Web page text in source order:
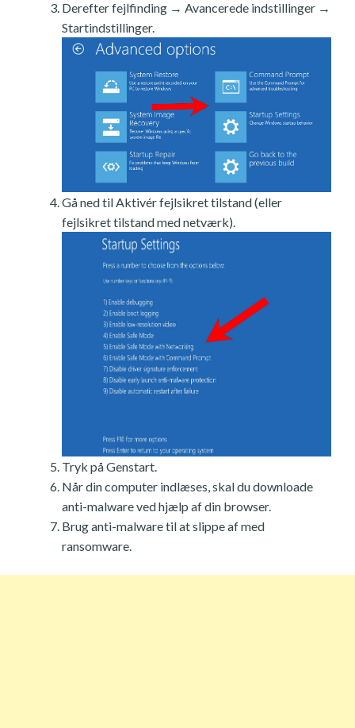
Derefter fejlfinding → Avancerede indstillinger →
Startindstillinger.
Gå ned til Aktivér fejlsikret tilstand (eller
fejlsikret tilstand med netværk).
Tryk på Genstart.
Når din computer indlæses, skal du downloade
anti-malware ved hjælp af din browser.
Brug anti-malware til at slippe af med
ransomware.